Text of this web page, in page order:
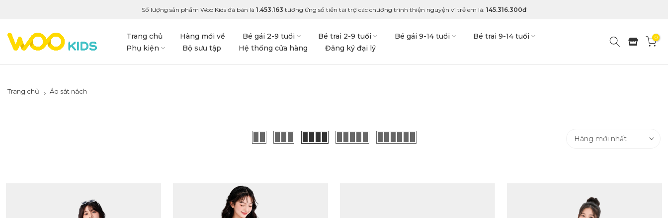
Số lượng sản phẩm Woo Kids đã bán là 1.453.163 tương ứng số tiền tài trợ các chương trình thiện nguyện vì trẻ em là: 145.316.300đ
Trang chủ Hàng mới về Bé gái 2-9 tuổi Bé trai 2-9 tuổi Bé gái 9-14 tuổi
Bé trai 9-14 tuổi
Phụ kiện
Bộ sưu tập Hệ thống cửa hàng Đăng ký đại lý
0
Trang chủ Áo sát nách
Hàng mới nhất